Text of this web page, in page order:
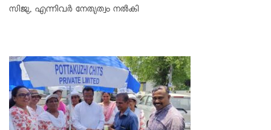
സിജു, എന്നിവര്‍ നേതൃത്വം നല്‍കി